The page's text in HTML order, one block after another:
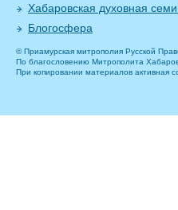
Хабаровская духовная
Блогосфера
© Приамурская митрополия Русской
По благословению Митрополита
При копировании материалов активная